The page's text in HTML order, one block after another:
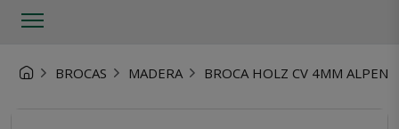
BROCAS MADERA BROCA HOLZ CV 4MM ALPEN